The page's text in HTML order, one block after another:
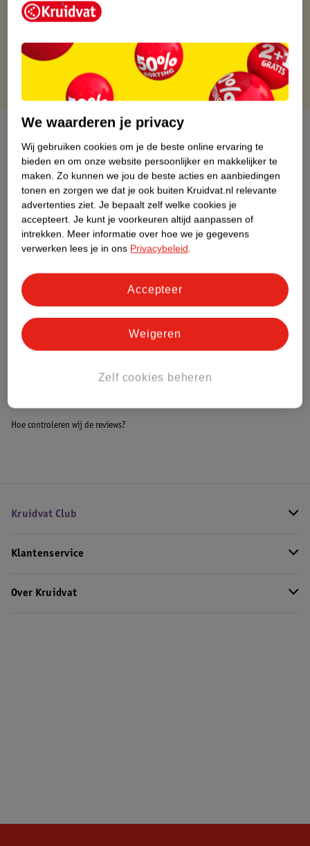
Gratis thuisbezorgd
Gratis retourneren via verkooppartner.
Over dit product
Productinformatie
Nature Impact Score
Dit product heeft (nog) geen Nature
Impact Score.
Meer informatie
Bestel & Bezorginformatie
Hoe controleren wij de reviews?
Kruidvat Club
Klantenservice
Over Kruidvat
We waarderen je privacy
Wij gebruiken cookies om je de beste online ervaring te
bieden en om onze website persoonlijker en makkelijker te
maken. Zo kunnen we jou de beste acties en aanbiedingen
tonen en zorgen we dat je ook buiten Kruidvat.nl relevante
advertenties ziet. Je bepaalt zelf welke cookies je
accepteert. Je kunt je voorkeuren altijd aanpassen of
intrekken. Meer informatie over hoe we je gegevens
verwerken lees je in ons Privacybeleid.
Zelf cookies beheren
Weigeren
Accepteer